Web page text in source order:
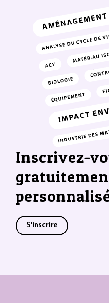
Inscrivez-
S'inscrire